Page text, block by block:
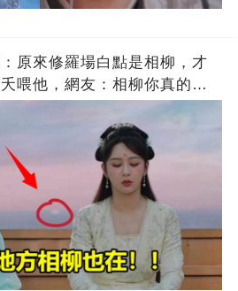
原來修羅場白點是相柳，才
喂他，網友：相柳你真的超